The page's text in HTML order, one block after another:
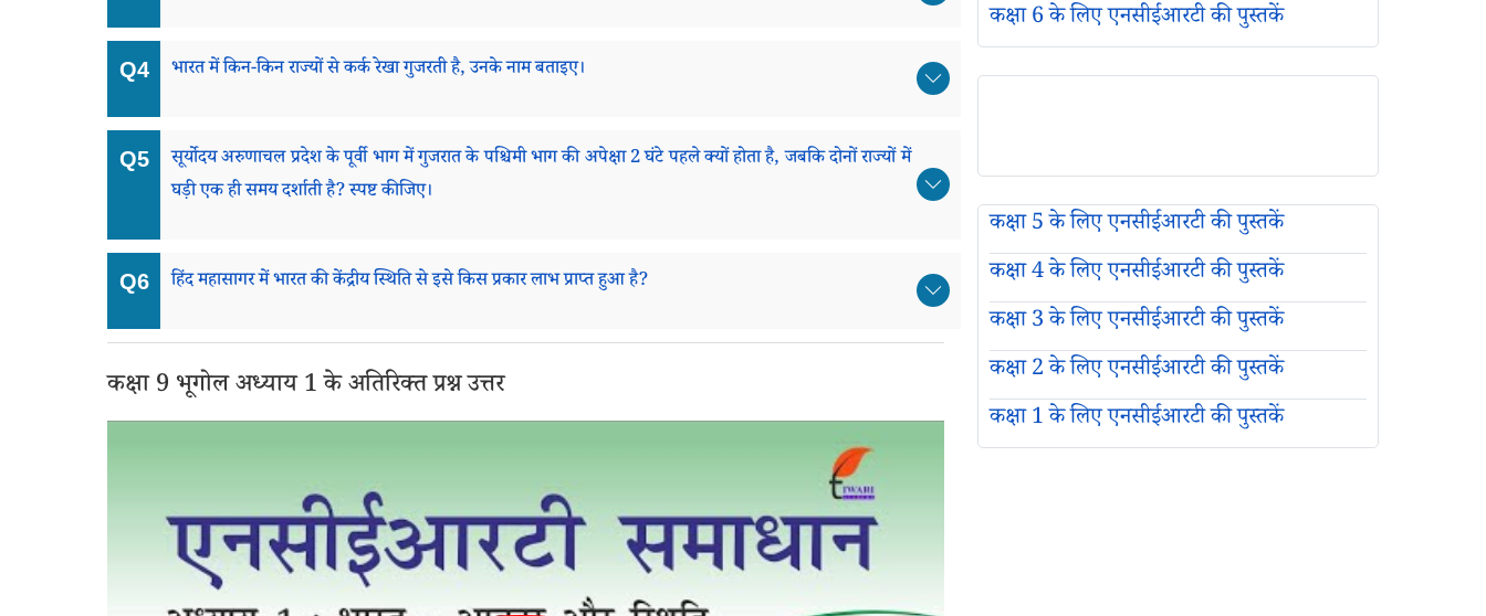
भारत में किन-किन राज्यों से कर्क रेखा गुजरती है, उनके नाम बताइए।
सूर्योदय अरुणाचल प्रदेश के पूर्वी भाग में गुजरात के पश्चिमी भाग की अपेक्षा 2 घंटे पहले क्यों होता है, जबकि दोनों राज्यों में
घड़ी एक ही समय दर्शाती है? स्पष्ट कीजिए।
हिंद महासागर में भारत की केंद्रीय स्थिति से इसे किस प्रकार लाभ प्राप्त हुआ है?
कक्षा 9 भूगोल अध्याय 1 के अतिरिक्त प्रश्न उत्तर
कक्षा 6 के लिए एनसीईआरटी की पुस्तकें
कक्षा 5 के लिए एनसीईआरटी की पुस्तकें
कक्षा 4 के लिए एनसीईआरटी की पुस्तकें
कक्षा 3 के लिए एनसीईआरटी की पुस्तकें
कक्षा 2 के लिए एनसीईआरटी की पुस्तकें
कक्षा 1 के लिए एनसीईआरटी की पुस्तकें